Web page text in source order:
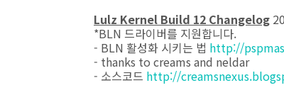
Lulz Kernel Build 12 Changelog
*BLN 드라이버를 지원합니다.
- BLN 활성화 시키는 법 http://
- thanks to creams and neldar
- 소스코드 http://